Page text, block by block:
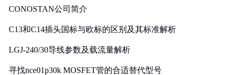
CONOSTAN公司简介
C13和C14插头国标与欧标的区别及其标准解析
LGJ-240/30导线参数及载流量解析
寻找nce01p30k MOSFET管的合适替代型号